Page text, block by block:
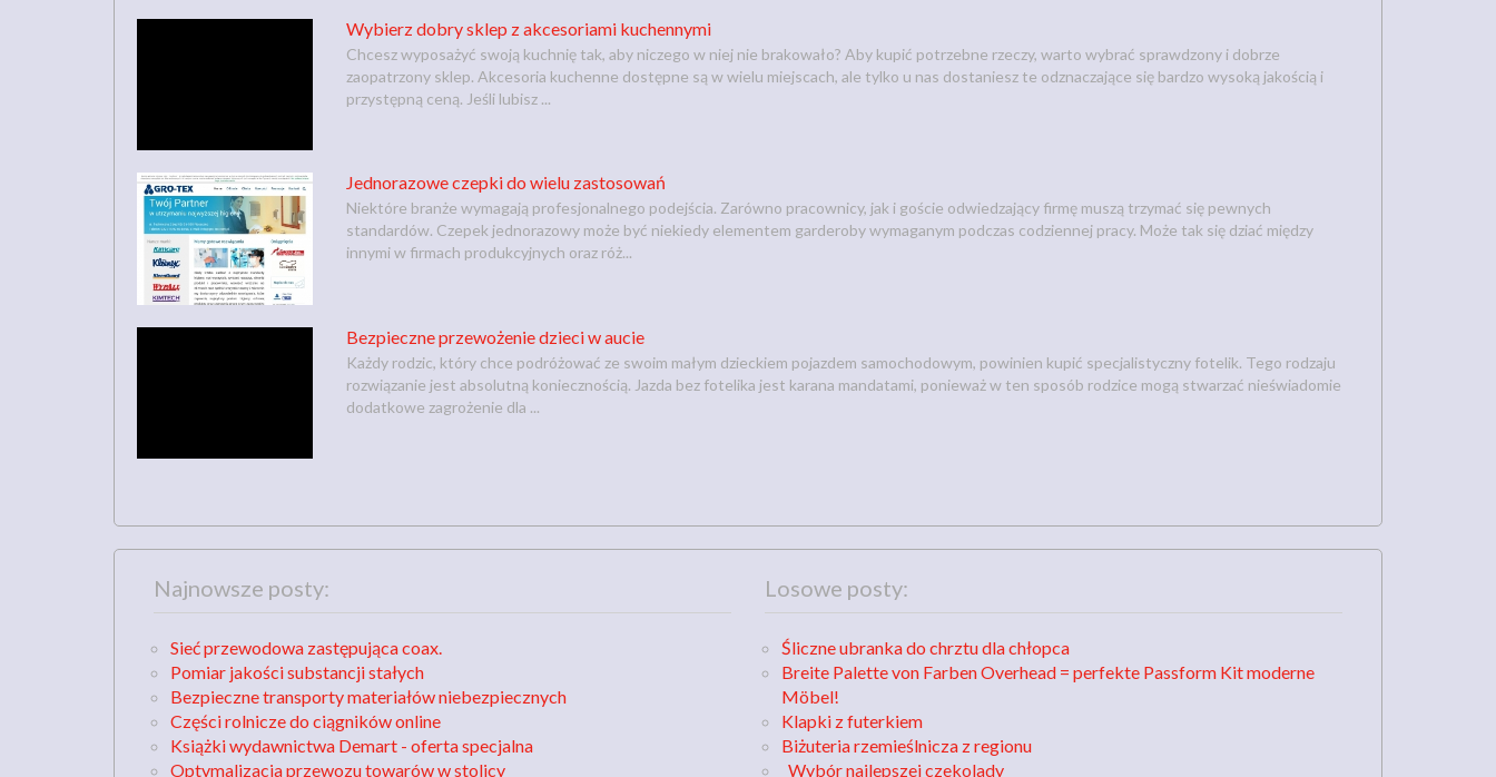
Wybierz dobry sklep z akcesoriami kuchennymi
Chcesz wyposażyć swoją kuchnię tak, aby niczego w niej nie brakowało? Aby kupić potrzebne rzeczy, warto wybrać sprawdzony i dobrze
zaopatrzony sklep. Akcesoria kuchenne dostępne są w wielu miejscach, ale tylko u nas dostaniesz te odznaczające się bardzo wysoką jakością i
przystępną ceną. Jeśli lubisz ...
Jednorazowe czepki do wielu zastosowań
Niektóre branże wymagają profesjonalnego podejścia. Zarówno pracownicy, jak i goście odwiedzający firmę muszą trzymać się pewnych
standardów. Czepek jednorazowy może być niekiedy elementem garderoby wymaganym podczas codziennej pracy. Może tak się dziać między
innymi w firmach produkcyjnych oraz róż...
Bezpieczne przewożenie dzieci w aucie
Każdy rodzic, który chce podróżować ze swoim małym dzieckiem pojazdem samochodowym, powinien kupić specjalistyczny fotelik. Tego rodzaju
rozwiązanie jest absolutną koniecznością. Jazda bez fotelika jest karana mandatami, ponieważ w ten sposób rodzice mogą stwarzać nieświadomie
dodatkowe zagrożenie dla ...
Najnowsze posty:
Sieć przewodowa zastępująca coax.
Pomiar jakości substancji stałych
Bezpieczne transporty materiałów niebezpiecznych
Części rolnicze do ciągników online
Książki wydawnictwa Demart - oferta specjalna
Optymalizacja przewozu towarów w stolicy
Losowe posty:
Śliczne ubranka do chrztu dla chłopca
Breite Palette von Farben Overhead = perfekte Passform Kit moderne
Möbel!
Klapki z futerkiem
Biżuteria rzemieślnicza z regionu
Wybór najlepszej czekolady